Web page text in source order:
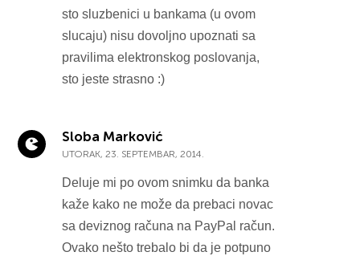
sto sluzbenici u bankama (u ovom
slucaju) nisu dovoljno upoznati sa
pravilima elektronskog poslovanja,
sto jeste strasno :)
Sloba Marković
UTORAK, 23. SEPTEMBAR, 2014.
Deluje mi po ovom snimku da banka
kaže kako ne može da prebaci novac
sa deviznog računa na PayPal račun.
Ovako nešto trebalo bi da je potpuno